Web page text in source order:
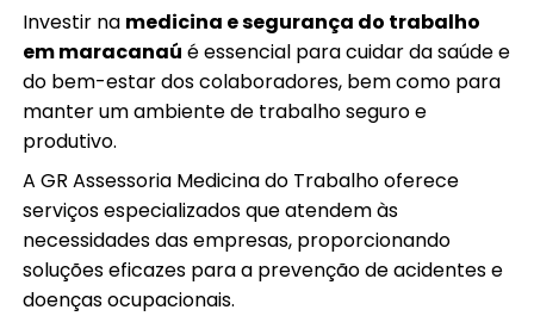
Investir na medicina e segurança do trabalho
em maracanaú é essencial para cuidar da saúde e
do bem-estar dos colaboradores, bem como para
manter um ambiente de trabalho seguro e
produtivo.
A GR Assessoria Medicina do Trabalho oferece
serviços especializados que atendem às
necessidades das empresas, proporcionando
soluções eficazes para a prevenção de acidentes e
doenças ocupacionais.